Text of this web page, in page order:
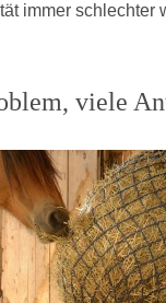
immer schlechter
viele